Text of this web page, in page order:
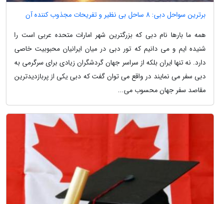
برترین سواحل دبی: 8 ساحل بی نظیر و تفریحات مجذوب کننده آن
همه ما بارها نام دبی که بزرگترین شهر امارات متحده عربی است را
شنیده ایم و می دانیم که تور دبی در میان ایرانیان محبوبیت خاصی
دارد. نه تنها ایران بلکه از سراسر جهان گردشگران زیادی برای سرگرمی به
دبی سفر می نمایند در واقع می توان گفت که دبی یکی از پربازدیدترین
مقاصد سفر جهان محسوب می...